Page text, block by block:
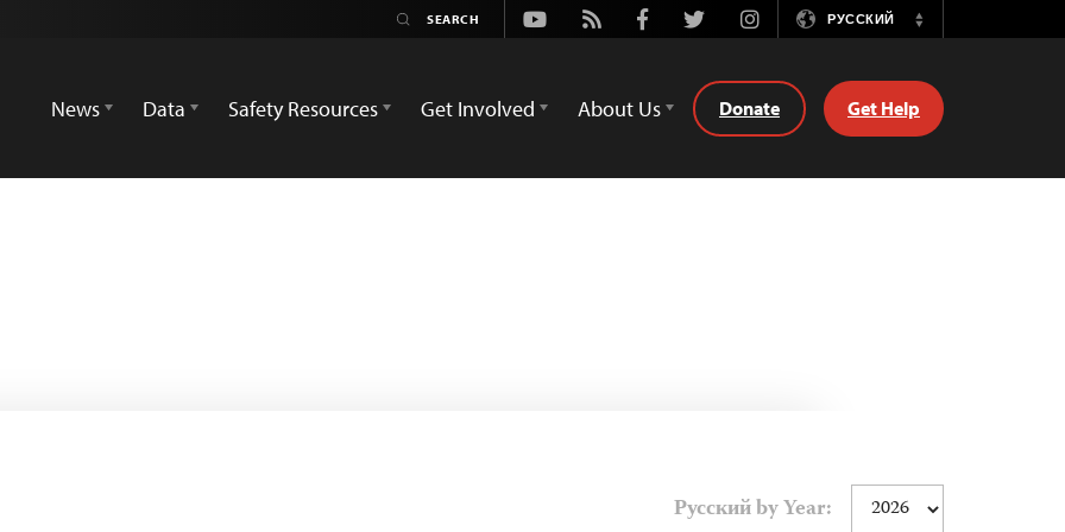
Youtube
Rss FacebookTwitterInstagramРУССКИЙ
Switch
News
Data Safety Resources Get Involved About Us Donate Get Help
Русский by Year: